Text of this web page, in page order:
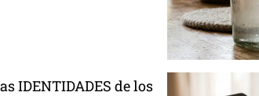
IDENTIDADES de los